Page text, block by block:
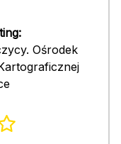
Ośrodek